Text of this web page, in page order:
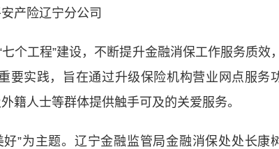
产险辽宁分公司
工程”建设，不断提升金融消保工作服务质效
要实践，旨在通过升级保险机构营业网点服务
籍人士等群体提供触手可及的关爱服务。
为主题。辽宁金融监管局金融消保处处长康